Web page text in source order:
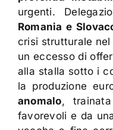
urgenti.
Romania e
crisi strutturale
un eccesso di
alla stalla sotto i
la produzione
anomalo,
favorevoli e da